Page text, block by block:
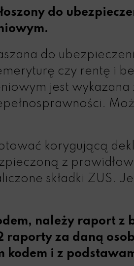
do
do
czy rentę i
jest wykazana
korygującą
z
składki ZUS.
należy raport z
raporty za daną
kodem i z